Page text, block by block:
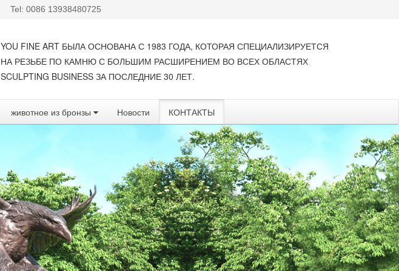
Tel: 0086 13938480725
YOU FINE ART БЫЛА ОСНОВАНА С 1983 ГОДА, КОТОРАЯ СПЕЦИАЛИЗИРУЕТСЯ
НА РЕЗЬБЕ ПО КАМНЮ С БОЛЬШИМ РАСШИРЕНИЕМ ВО ВСЕХ ОБЛАСТЯХ
SCULPTING BUSINESS ЗА ПОСЛЕДНИЕ 30 ЛЕТ.
животное из бронзы Новости КОНТАКТЫ